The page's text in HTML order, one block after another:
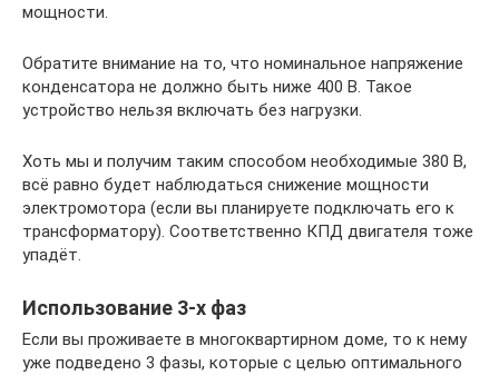
мощности.
Обратите внимание на то, что номинальное напряжение
конденсатора не должно быть ниже 400 В. Такое
устройство нельзя включать без нагрузки.
Хоть мы и получим таким способом необходимые 380 В,
всё равно будет наблюдаться снижение мощности
электромотора (если вы планируете подключать его к
трансформатору). Соответственно КПД двигателя тоже
упадёт.
Использование 3-х фаз
Если вы проживаете в многоквартирном доме, то к нему
уже подведено 3 фазы, которые с целью оптимального